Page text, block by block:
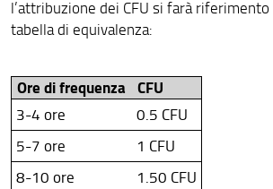
l’attribuzione dei CFU si farà
tabella di equivalenza:
Ore di frequenza CFU
3-4 ore
0.5 CFU
5-7 ore
1 CFU
8-10 ore
1.50 CFU